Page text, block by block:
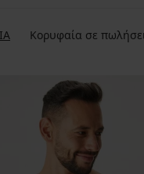
Κορυφαία σε